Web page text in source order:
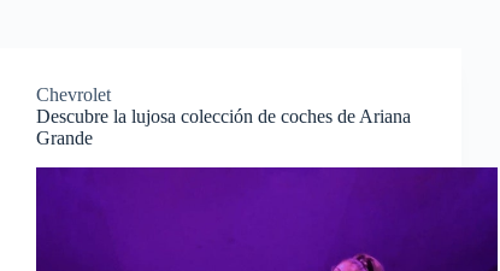
Chevrolet
Descubre la lujosa colección de coches de Ariana
Grande